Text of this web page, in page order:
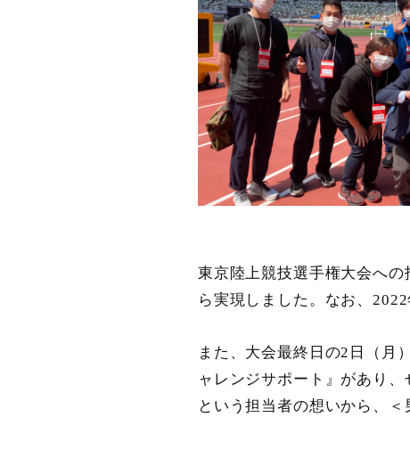
東京陸上競技選手権大会へ
ら実現しました。なお、
また、大会最終日の2日（月
ャレンジサポート』があり
という担当者の想いから、